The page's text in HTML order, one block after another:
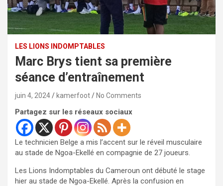
LES LIONS INDOMPTABLES
Marc Brys tient sa première
séance d’entraînement
juin 4, 2024 kamerfoot No Comments
Partagez sur les réseaux sociaux
Le technicien Belge a mis l’accent sur le réveil musculaire
au stade de Ngoa-Ekellé en compagnie de 27 joueurs.
Les Lions Indomptables du Cameroun ont débuté le stage
hier au stade de Ngoa-Ekellé. Après la confusion en